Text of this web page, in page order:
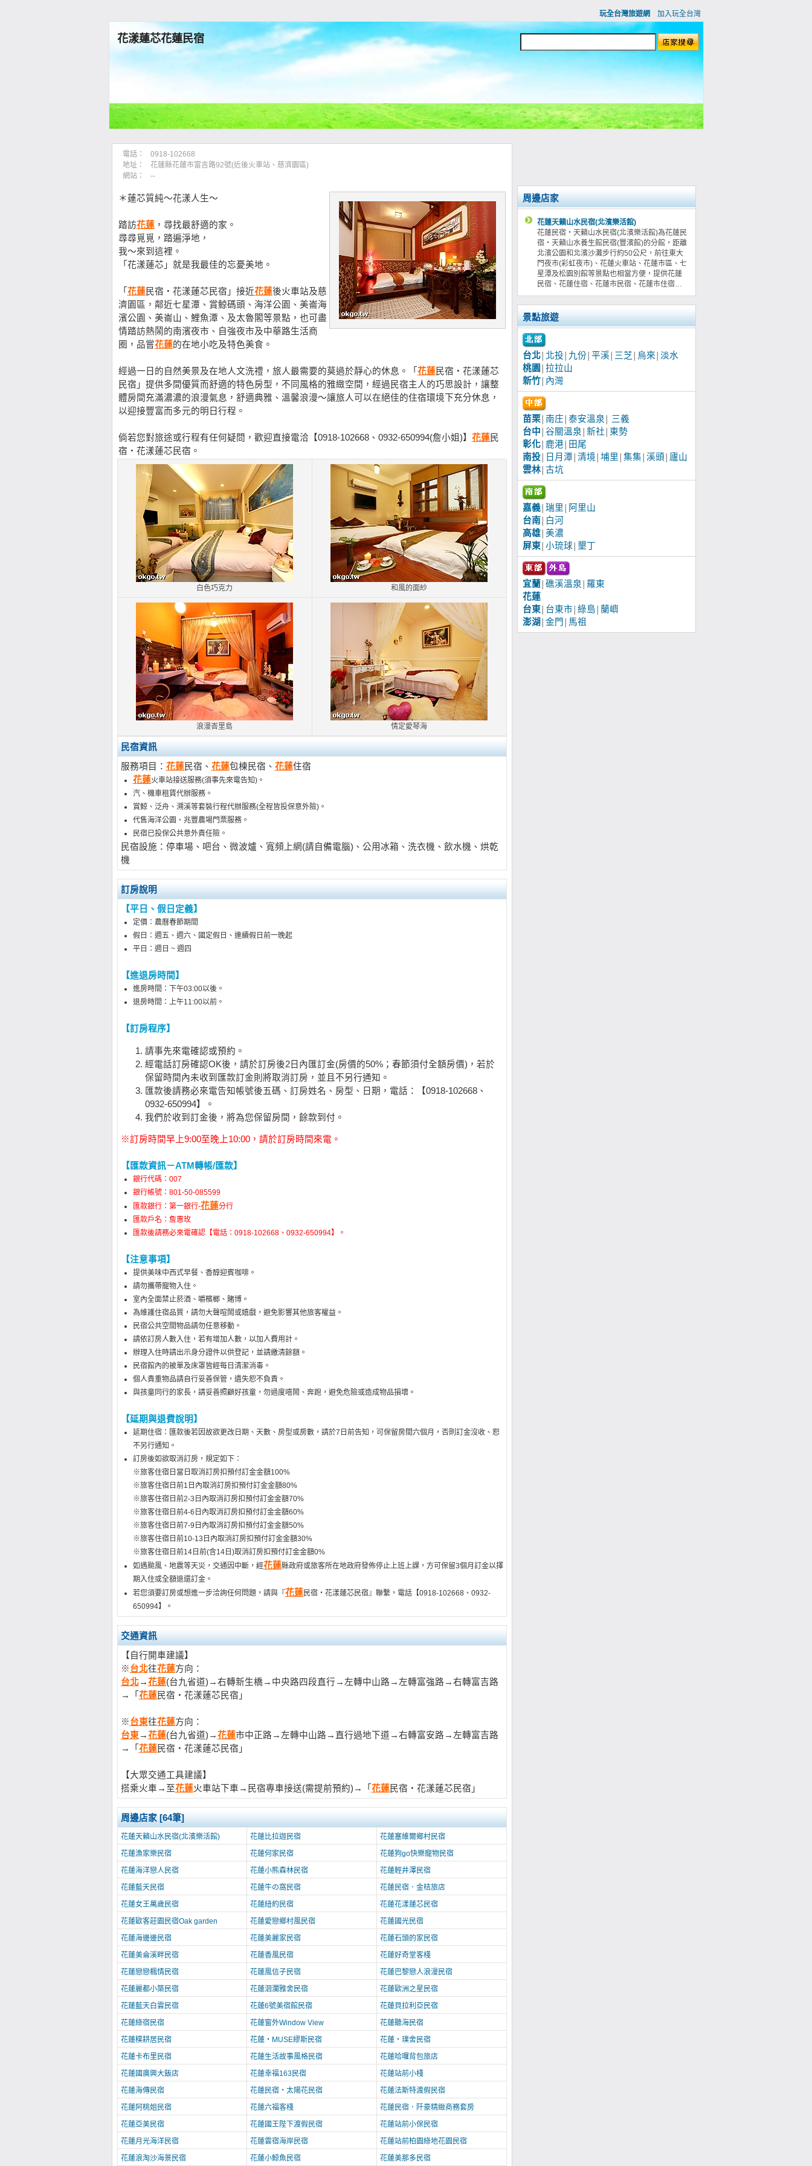
玩全台灣旅遊網 加入玩全台灣
花漾蓮芯花蓮民宿
電話：
0918-102668
地址：
花蓮縣花蓮市富吉路92號(近後火車站、慈濟園區)
網站：
--
＊蓮芯質純～花漾人生～
踏訪花蓮，尋找最舒適的家。
尋尋覓覓，踏遍淨地，
我～來到這裡。
「花漾蓮芯」就是我最佳的忘憂美地。
「 花蓮民宿‧花漾蓮芯民宿」接近花蓮後火車站及慈
濟園區，鄰近七星潭、賞鯨碼頭、海洋公園、美崙海
濱公園、美崙山、鯉魚潭、及太魯閣等景點，也可盡
情踏訪熱鬧的南濱夜市、自強夜市及中華路生活商
圈，品嘗花蓮的在地小吃及特色美食。
經過一日的自然美景及在地人文洗禮，旅人最需要的莫過於靜心的休息。「 花蓮民宿‧花漾蓮芯
民宿」提供多間優質而舒適的特色房型，不同風格的雅緻空間，經過民宿主人的巧思設計，讓整
體房間充滿濃濃的浪漫氣息，舒適典雅、溫馨浪漫～讓旅人可以在絕佳的住宿環境下充分休息，
以迎接豐富而多元的明日行程。
倘若您對旅途或行程有任何疑問，歡迎直接電洽【0918-102668、0932-650994(詹小姐)】 花蓮民
宿‧花漾蓮芯民宿。
白色巧克力 和風的面紗
浪漫峇里島 情定愛琴海
民宿資訊
服務項目： 花蓮民宿、 花蓮包棟民宿、 花蓮住宿
花蓮火車站接送服務(須事先來電告知)。
汽、機車租賃代辦服務。
賞鯨、泛舟、溯溪等套裝行程代辦服務(全程皆投保意外險)。
代售海洋公園、兆豐農場門票服務。
民宿已投保公共意外責任險。
民宿設施：停車場、吧台、微波爐、寬頻上網(請自備電腦)、公用冰箱、洗衣機、飲水機、烘乾
機
訂房說明
【平日、假日定義】
定價：農曆春節期間
假日：週五、週六、國定假日、連續假日前一晚起
平日：週日 ~ 週四
【進退房時間】
進房時間：下午03:00以後。
退房時間：上午11:00以前。
【訂房程序】
請事先來電確認或預約。
經電話訂房確認OK後，請於訂房後2日內匯訂金(房價的50%；春節須付全額房價)，若於
保留時間內未收到匯款訂金則將取消訂房，並且不另行通知。
匯款後請務必來電告知帳號後五碼、訂房姓名、房型、日期，電話：【0918-102668、
0932-650994】。
我們於收到訂金後，將為您保留房間，餘款到付。
※訂房時間早上9:00至晚上10:00，請於訂房時間來電。
【匯款資訊－ATM轉帳/匯款】
銀行代碼：007
銀行帳號：801-50-085599
匯款銀行：第一銀行-花蓮分行
匯款戶名：詹惠玫
匯款後請務必來電確認【電話：0918-102668、0932-650994】。
【注意事項】
提供美味中西式早餐、香醇迎賓咖啡。
請勿攜帶寵物入住。
室內全面禁止菸酒、嚼檳榔、賭博。
為維護住宿品質，請勿大聲喧鬧或嬉戲，避免影響其他旅客權益。
民宿公共空間物品請勿任意移動。
請依訂房人數入住，若有增加人數，以加人費用計。
辦理入住時請出示身分證件以供登記，並請繳清餘額。
民宿館內的被單及床罩皆經每日清潔消毒。
個人貴重物品請自行妥善保管，遺失恕不負責。
與孩童同行的家長，請妥善照顧好孩童，勿過度嘻鬧、奔跑，避免危險或造成物品損壞。
【延期與退費說明】
延期住宿：匯款後若因故欲更改日期、天數、房型或房數，請於7日前告知，可保留房間六個月，否則訂金沒收、恕
不另行通知。
訂房後如欲取消訂房，規定如下：
※旅客住宿日當日取消訂房扣預付訂金金額100%
※旅客住宿日前1日內取消訂房扣預付訂金金額80%
※旅客住宿日前2-3日內取消訂房扣預付訂金金額70%
※旅客住宿日前4-6日內取消訂房扣預付訂金金額60%
※旅客住宿日前7-9日內取消訂房扣預付訂金金額50%
※旅客住宿日前10-13日內取消訂房扣預付訂金金額30%
※旅客住宿日前14日前(含14日)取消訂房扣預付訂金金額0%
如遇颱風、地震等天災，交通因中斷，經花蓮縣政府或旅客所在地政府發佈停止上班上課，方可保留3個月訂金以擇
期入住或全額退還訂金。
若您須要訂房或想進一步洽詢任何問題，請與『花蓮民宿‧花漾蓮芯民宿』聯繫，電話【0918-102668、0932-
650994】。
交通資訊
【自行開車建議】
※台北往花蓮方向：
台北→花蓮(台九省道)→右轉新生橋→中央路四段直行→左轉中山路→左轉富強路→右轉富吉路
→「 花蓮民宿‧花漾蓮芯民宿」
※台東往花蓮方向：
台東→花蓮(台九省道)→花蓮市中正路→左轉中山路→直行過地下道→右轉富安路→左轉富吉路
→「 花蓮民宿‧花漾蓮芯民宿」
【大眾交通工具建議】
搭乘火車→至花蓮火車站下車→民宿專車接送(需提前預約)→「 花蓮民宿‧花漾蓮芯民宿」
周邊店家 [64筆]
花蓮天籟山水民宿(北濱樂活館) 花蓮比拉迦民宿
花蓮塞維爾鄉村民宿
花蓮漁家樂民宿
花蓮何家民宿
花蓮狗go快樂寵物民宿
花蓮海洋戀人民宿
花蓮小熊森林民宿
花蓮輕井澤民宿
花蓮藍天民宿
花蓮牛の窩民宿
花蓮民宿．金桔旅店
花蓮女王萬歲民宿
花蓮紐約民宿
花蓮花漾蓮芯民宿
花蓮歐客莊園民宿Oak garden
花蓮愛戀鄉村風民宿
花蓮國光民宿
花蓮海邊邊民宿
花蓮美麗家民宿
花蓮石頭的家民宿
花蓮美侖溪畔民宿
花蓮香風民宿
花蓮好奇堂客棧
花蓮戀戀楓情民宿
花蓮風信子民宿
花蓮巴黎戀人浪漫民宿
花蓮麗都小築民宿
花蓮洄瀾雅舍民宿
花蓮歐洲之星民宿
花蓮藍天白雲民宿
花蓮6號美宿館民宿
花蓮貝拉利亞民宿
花蓮綠宿民宿
花蓮窗外Window View
花蓮聽海民宿
花蓮樸耕居民宿
花蓮‧MUSE繆斯民宿
花蓮‧璞舍民宿
花蓮卡布里民宿
花蓮生活故事風格民宿
花蓮哈囉背包旅店
花蓮國廣興大飯店
花蓮幸福163民宿
花蓮站前小棧
花蓮海傳民宿
花蓮民宿‧太陽花民宿
花蓮法斯特渡假民宿
花蓮阿桃姐民宿
花蓮六福客棧
花蓮民宿．阡豪精緻商務套房
花蓮亞美民宿
花蓮國王陛下渡假民宿
花蓮站前小保民宿
花蓮月光海洋民宿
花蓮雲宿海岸民宿
花蓮站前柏園綠地花園民宿
花蓮浪淘沙海景民宿
花蓮小鯨魚民宿 花蓮美那多民宿
周邊店家
花蓮天籟山水民宿(北濱樂活館)
花蓮民宿‧天籟山水民宿(北濱樂活館)為花蓮民
宿‧天籟山水養生館民宿(豐濱館)的分館，距離
北濱公園和北濱沙灘步行約50公尺，前往東大
門夜市(彩虹夜市)、花蓮火車站、花蓮市區、七
星潭及松園別館等景點也相當方便，提供花蓮
民宿、花蓮住宿、花蓮市民宿、花蓮市住宿…
景點旅遊
台北│ 北投 九份 平溪 三芝 烏來 淡水
桃園
拉拉山
新竹 內灣
苗栗│ 南庄 泰安溫泉
三義
台中 谷關溫泉 新社
東勢
彰化│ 鹿港│
田尾
南投│ 日月潭 清境 埔里 集集 溪頭
廬山
雲林│ 古坑
嘉義│ 瑞里
阿里山
台南
白河
高雄│ 美濃
屏東 小琉球 墾丁
宜蘭 礁溪溫泉
羅東
花蓮
台東 台東市 綠島
蘭嶼
澎湖
金門 馬祖